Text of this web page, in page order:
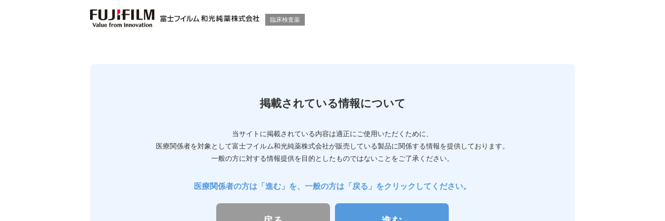
臨床検査薬
掲載されている情報について
当サイトに掲載されている内容は適正にご使用いただくために、
医療関係者を対象として富士フイルム和光純薬株式会社が販売している製品に関係する情報を提供しております。
一般の方に対する情報提供を目的としたものではないことをご了承ください。
医療関係者の方は「進む」を、 一般の方は「戻る」をクリックしてください。